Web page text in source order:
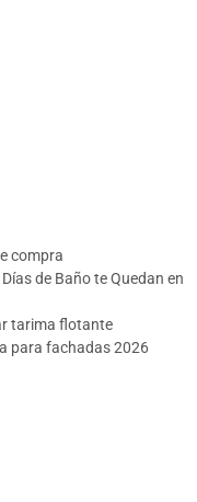
compra
de Baño te Quedan en
tarima flotante
para fachadas 2026